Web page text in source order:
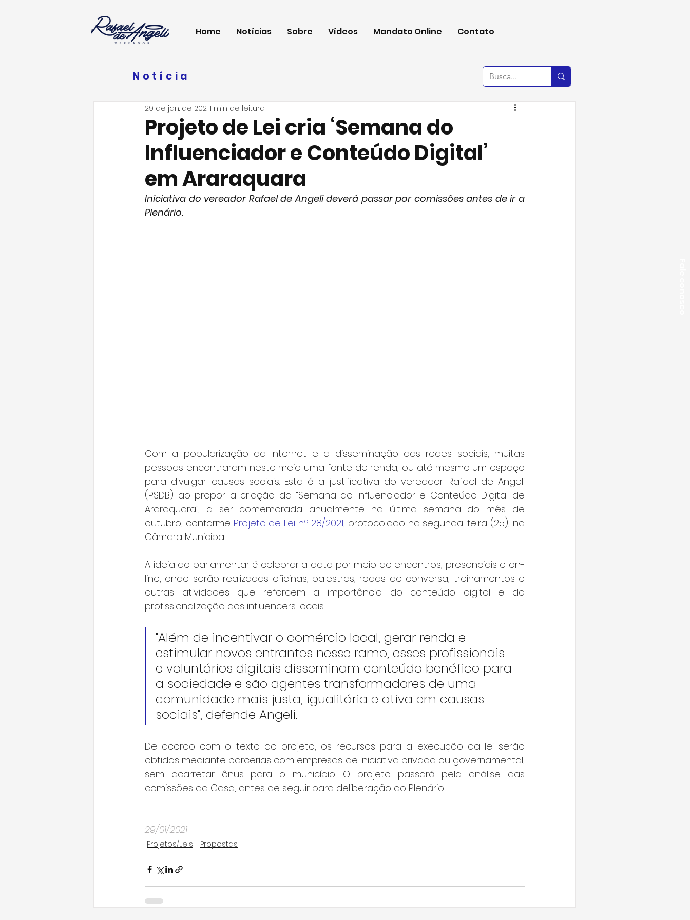
Home Notícias Sobre Vídeos Mandato Online Contato
Notícia
Projeto de Lei cria ‘Semana do
Influenciador e Conteúdo Digital’
em Araraquara
29 de jan. de 20211 min de leitura
Iniciativa do vereador Rafael de Angeli deverá passar por comissões antes de ir a
Plenário.
Com a popularização da Internet e a disseminação das redes sociais, muitas
pessoas encontraram neste meio uma fonte de renda, ou até mesmo um espaço
para divulgar causas sociais. Esta é a justificativa do vereador Rafael de Angeli
(PSDB) ao propor a criação da “Semana do Influenciador e Conteúdo Digital de
Araraquara”, a ser comemorada anualmente na última semana do mês de
outubro, conforme Projeto de Lei nº 28/2021, protocolado na segunda-feira (25), na
Câmara Municipal.
A ideia do parlamentar é celebrar a data por meio de encontros, presenciais e on-
line, onde serão realizadas oficinas, palestras, rodas de conversa, treinamentos e
outras atividades que reforcem a importância do conteúdo digital e da
profissionalização dos influencers locais.
"Além de incentivar o comércio local, gerar renda e
estimular novos entrantes nesse ramo, esses profissionais
e voluntários digitais disseminam conteúdo benéfico para
a sociedade e são agentes transformadores de uma
comunidade mais justa, igualitária e ativa em causas
sociais", defende Angeli.
De acordo com o texto do projeto, os recursos para a execução da lei serão
obtidos mediante parcerias com empresas de iniciativa privada ou governamental,
sem acarretar ônus para o município. O projeto passará pela análise das
comissões da Casa, antes de seguir para deliberação do Plenário.
29/01/2021
Projetos/Leis Propostas